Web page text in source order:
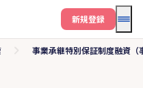
メ
新規登録
事業承継特別保証制度融資（